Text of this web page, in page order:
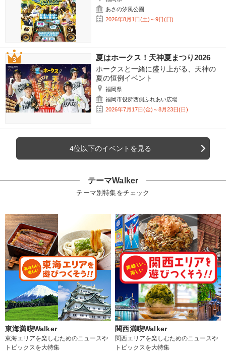
あさの汐風公園
2026年8月1日(土)～9日(日)
夏はホークス！天神夏まつり2026
ホークスと一緒に盛り上がる、天神の
夏の恒例イベント
福岡県
福岡市役所西側ふれあい広場
2026年7月17日(金)～8月23日(日)
4位以下のイベントを見る
テーマWalker
テーマ別特集をチェック
東海満喫Walker
東海エリアを楽しむためのニュースや
トピックスを大特集
関西満喫Walker
関西エリアを楽しむためのニュースや
トピックスを大特集